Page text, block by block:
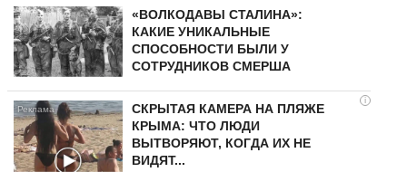
«ВОЛКОДАВЫ СТАЛИНА»:
КАКИЕ УНИКАЛЬНЫЕ
СПОСОБНОСТИ БЫЛИ У
СОТРУДНИКОВ СМЕРША
i
СКРЫТАЯ КАМЕРА НА ПЛЯЖЕ
КРЫМА: ЧТО ЛЮДИ
ВЫТВОРЯЮТ, КОГДА ИХ НЕ
ВИДЯТ...